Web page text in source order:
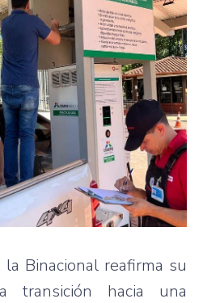
la Binacional reafirma su
transición hacia una